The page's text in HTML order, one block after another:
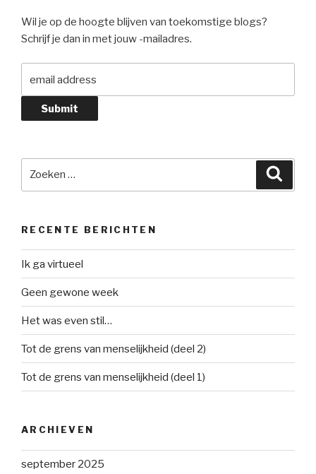
Wil je op de hoogte blijven van toekomstige blogs?
Schrijf je dan in met jouw -mailadres.
RECENTE BERICHTEN
Ik ga virtueel
Geen gewone week
Het was even stil…
Tot de grens van menselijkheid (deel 2)
Tot de grens van menselijkheid (deel 1)
ARCHIEVEN
september 2025